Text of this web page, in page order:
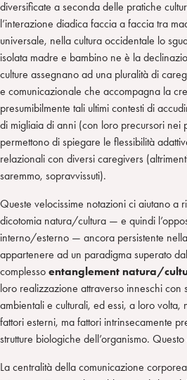
diversificate a seconda delle pratiche
l’interazione diadica faccia a faccia tra
universale, nella cultura occidentale lo
isolata madre e bambino ne è la
culture assegnano ad una pluralità di
e comunicazionale che accompagna la
presumibilmente tali ultimi contesti di
di migliaia di anni (con loro precursori nei
permettono di spiegare le flessibilità
relazionali con diversi caregivers
saremmo, sopravvissuti).
Queste velocissime notazioni ci aiutano a
dicotomia natura/cultura — e quindi
interno/esterno — ancora persistente
appartenere ad un paradigma superato
complesso entanglement natura/
loro realizzazione attraverso inneschi con
ambientali e culturali, ed essi, a loro volta,
fattori esterni, ma fattori intrinsecamente
strutture biologiche dell’organismo. Questo
La centralità della comunicazione